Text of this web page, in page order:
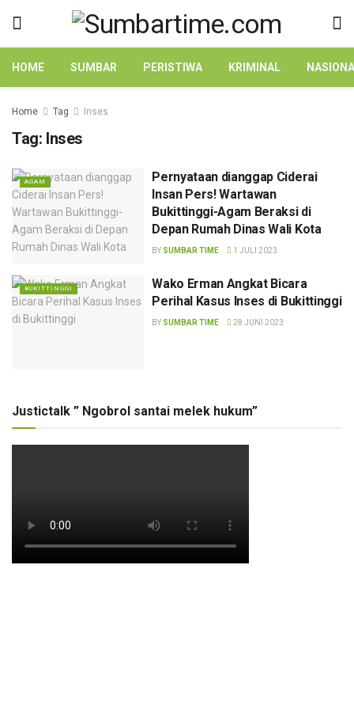
HOME SUMBAR PERISTIWA KRIMINAL
Home Tag Inses
Tag: Inses
AGAM
Pernyataan dianggap Ciderai
Insan Pers! Wartawan
Bukittinggi-Agam Beraksi di
Depan Rumah Dinas Wali Kota
BY SUMBAR TIME 1 JULI 2023
BUKITTINGGI
Wako Erman Angkat Bicara
Perihal Kasus Inses di Bukittinggi
BY SUMBAR TIME 28 JUNI 2023
Justictalk ” Ngobrol santai melek hukum”